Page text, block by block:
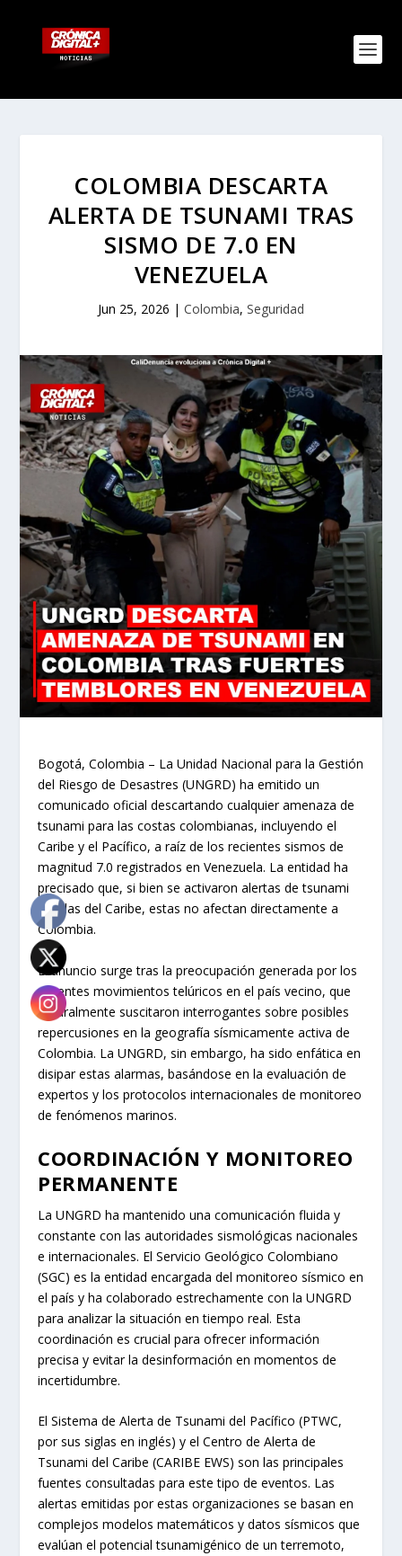
COLOMBIA DESCARTA
ALERTA DE TSUNAMI TRAS
SISMO DE 7.0 EN
VENEZUELA
Jun 25, 2026 | Colombia, Seguridad
Bogotá, Colombia – La Unidad Nacional para la Gestión
del Riesgo de Desastres (UNGRD) ha emitido un
comunicado oficial descartando cualquier amenaza de
tsunami para las costas colombianas, incluyendo el
Caribe y el Pacífico, a raíz de los recientes sismos de
magnitud 7.0 registrados en Venezuela. La entidad ha
precisado que, si bien se activaron alertas de tsunami
en islas del Caribe, estas no afectan directamente a
Colombia.
El anuncio surge tras la preocupación generada por los
potentes movimientos telúricos en el país vecino, que
naturalmente suscitaron interrogantes sobre posibles
repercusiones en la geografía sísmicamente activa de
Colombia. La UNGRD, sin embargo, ha sido enfática en
disipar estas alarmas, basándose en la evaluación de
expertos y los protocolos internacionales de monitoreo
de fenómenos marinos.
COORDINACIÓN Y MONITOREO
PERMANENTE
La UNGRD ha mantenido una comunicación fluida y
constante con las autoridades sismológicas nacionales
e internacionales. El Servicio Geológico Colombiano
(SGC) es la entidad encargada del monitoreo sísmico en
el país y ha colaborado estrechamente con la UNGRD
para analizar la situación en tiempo real. Esta
coordinación es crucial para ofrecer información
precisa y evitar la desinformación en momentos de
incertidumbre.
El Sistema de Alerta de Tsunami del Pacífico (PTWC,
por sus siglas en inglés) y el Centro de Alerta de
Tsunami del Caribe (CARIBE EWS) son las principales
fuentes consultadas para este tipo de eventos. Las
alertas emitidas por estas organizaciones se basan en
complejos modelos matemáticos y datos sísmicos que
evalúan el potencial tsunamigénico de un terremoto,